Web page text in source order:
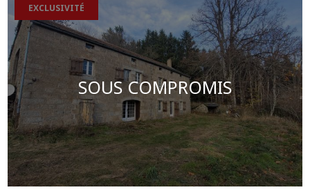
EXCLUSIVITÉ
SOUS COMPROMIS